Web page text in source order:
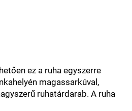
ez a ruha egyszerre
magassarkúval,
ruhatárdarab. A ruha